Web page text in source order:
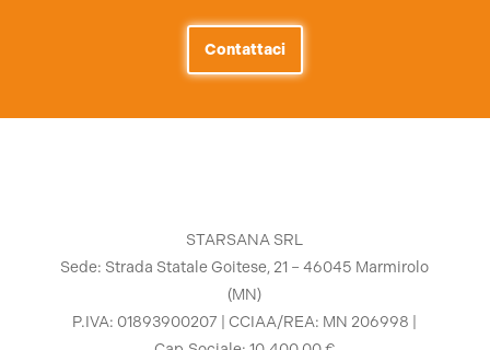
Contattaci
STARSANA SRL
Sede: Strada Statale Goitese, 21 – 46045 Marmirolo
(MN)
P.IVA: 01893900207 | CCIAA/REA: MN 206998 |